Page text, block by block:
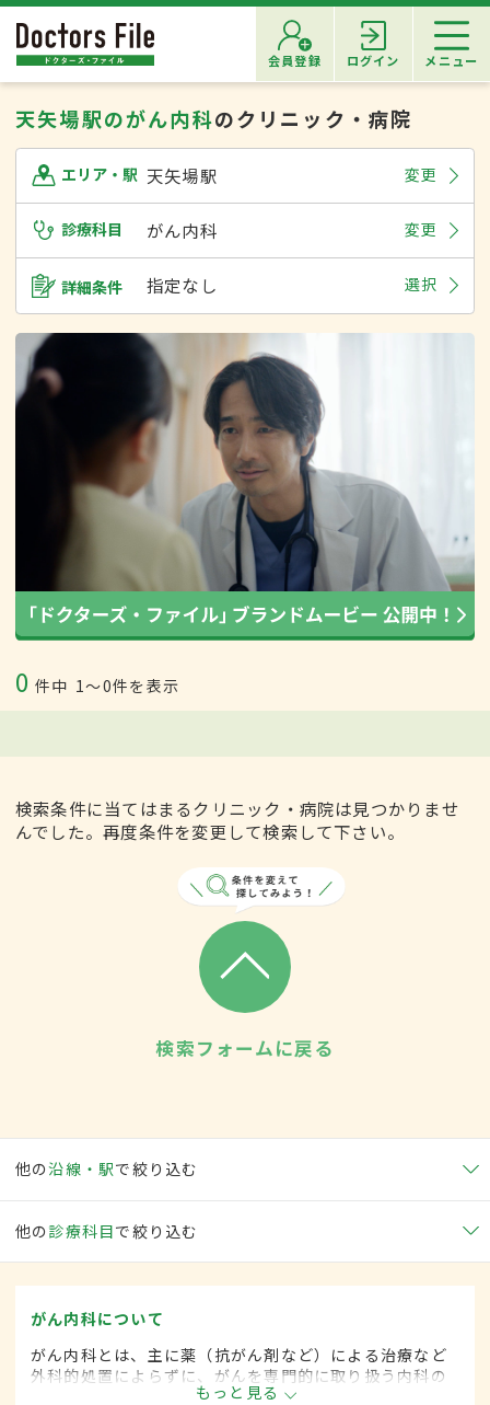
会員登録 ログイン メニュー
天矢場駅のがん内科のクリニック・病院
エリア・駅 天矢場駅 変更
診療科目 がん内科 変更
詳細条件 指定なし 選択
0 件中 1〜0件を表示
検索条件に当てはまるクリニック・病院は見つかりませ
んでした。再度条件を変更して検索して下さい。
検索フォームに戻る
他の沿線・駅で絞り込む
他の 診療科目で絞り込む
がん内科について
がん内科とは、主に薬（抗がん剤など）による治療など
外科的処置によらずに、がんを専門的に取り扱う内科の
もっと見る